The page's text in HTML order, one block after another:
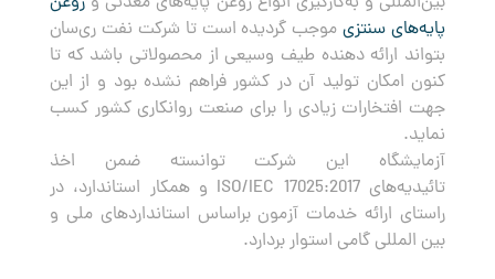
پایه‌های سنتزیموجب گردیده است تا شرکت نفت ری‌سان
بتواند ارائه دهنده طیف وسیعی از محصولاتی باشد که تا
کنون امکان تولید آن در کشور فراهم نشده بود و از این
جهت افتخارات زیادی را برای صنعت روانکاری کشور کسب
نماید.
آزمایشگاه این شرکت توانسته ضمن اخذ
تائیدیه‌های ISO/IEC 17025:2017 و همکار استاندارد، در
راستای ارائه خدمات آزمون براساس استانداردهای ملی و
بین المللی گامی استوار بردارد.